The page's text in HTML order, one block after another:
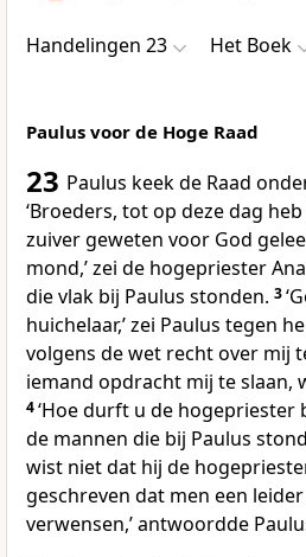
Handelingen 23 Het Boek
Paulus voor de Hoge Raad
23 Paulus keek de Raad
‘Broeders, tot op deze dag
zuiver geweten voor God
mond,’ zei de hogepriester
die vlak bij Paulus stonden. 3
huichelaar,’ zei Paulus tegen
volgens de wet recht over mij
iemand opdracht mij te slaan,
4‘Hoe durft u de hogepriester
de mannen die bij Paulus
wist niet dat hij de
geschreven dat men een
verwensen,’ antwoordde